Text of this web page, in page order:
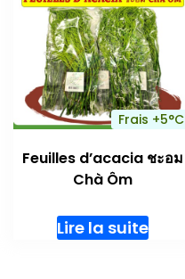
Frais +5°C
Feuilles d’acacia ชะอม
Chà Ôm
Lire la suite